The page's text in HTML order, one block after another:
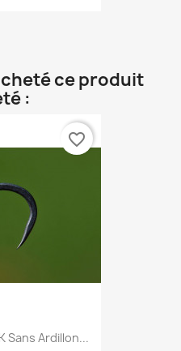
ce produit
:
Sans Ardillon...
favorite_border